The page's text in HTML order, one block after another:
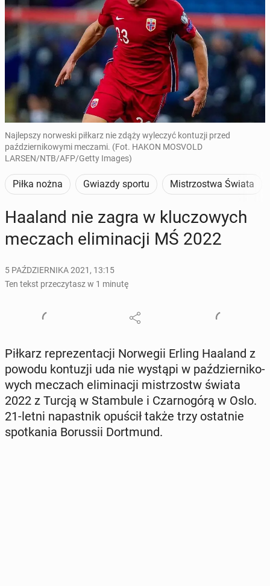
Najlepszy norweski piłkarz nie zdąży wyleczyć kontuzji przed
październikowymi meczami. (Fot. HAKON MOSVOLD
LARSEN/NTB/AFP/Getty Images)
Piłka nożna Gwiazdy sportu Mistrzostwa Świata
Haaland nie zagra w klu­czo­wych
meczach eli­mi­na­cji MŚ 2022
5 PAŹDZIERNIKA 2021, 13:15
Ten tekst przeczytasz w 1 minutę
Piłkarz re­pre­zen­ta­cji Nor­we­gii Erling Haaland z
powodu kon­tu­zji uda nie wystąpi w paź­dzier­ni­ko­
wych meczach eli­mi­na­cji mi­strzostw świata
2022 z Turcją w Stam­bu­le i Czar­no­gó­rą w Oslo.
21-letni na­past­nik opuścił także trzy ostat­nie
spo­tka­nia Bo­rus­sii Do­rt­mund.